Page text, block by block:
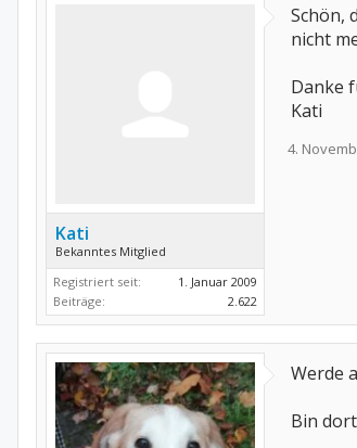
Kati
Bekanntes Mitglied
Registriert seit:
1. Januar 2009
Beiträge:
2.622
Schön,
nicht
Danke
Kati
4.
Werde
Bin